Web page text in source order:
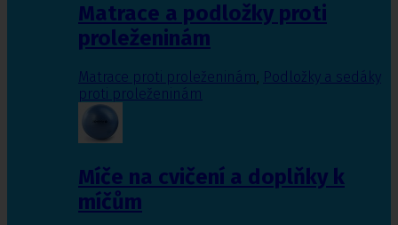
Matrace a podložky proti
proleženinám
Matrace proti proleženinám, Podložky a sedáky
proti proleženinám
Míče na cvičení a doplňky k
míčům